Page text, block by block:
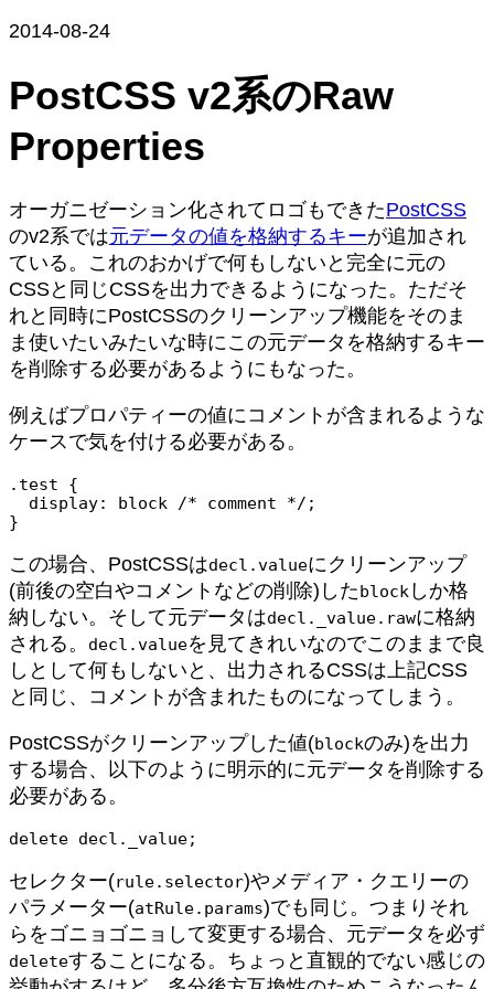
2014-08-24
PostCSS v2系のRaw
Properties
オーガニゼーション化されてロゴもできたPostCSS
のv2系では元データの値を格納するキーが追加され
ている。これのおかげで何もしないと完全に元の
CSSと同じCSSを出力できるようになった。ただそ
れと同時にPostCSSのクリーンアップ機能をそのま
ま使いたいみたいな時にこの元データを格納するキー
を削除する必要があるようにもなった。
例えばプロパティーの値にコメントが含まれるような
ケースで気を付ける必要がある。
.test {
}
この場合、PostCSSはdecl.valueにクリーンアップ
(前後の空白やコメントなどの削除)したblock しか格
納しない。そして元データはdecl._value.rawに格納
される。
decl.valueを見てきれいなのでこのままで良
しとして何もしないと、出力されるCSSは上記CSS
と同じ、コメントが含まれたものになってしまう。
PostCSSがクリーンアップした値(blockのみ)を出力
する場合、以下のように明示的に元データを削除する
必要がある。
delete decl._value;
セレクター(rule.selector)やメディア・クエリーの
パラメーター(atRule.params)でも同じ。つまりそれ
らをゴニョゴニョして変更する場合、元データを必ず
deleteすることになる。ちょっと直観的でない感じの